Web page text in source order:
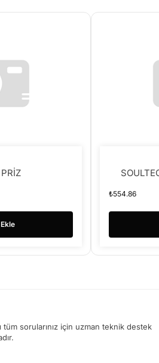
₺554.86
tüm sorularınız için uzman teknik destek